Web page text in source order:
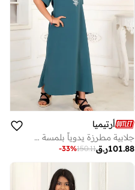
أرتيميا
جلابية مطرزة يدوياً بلمسة ساتان لامعة
ر.ق101.88
150.11
-33%